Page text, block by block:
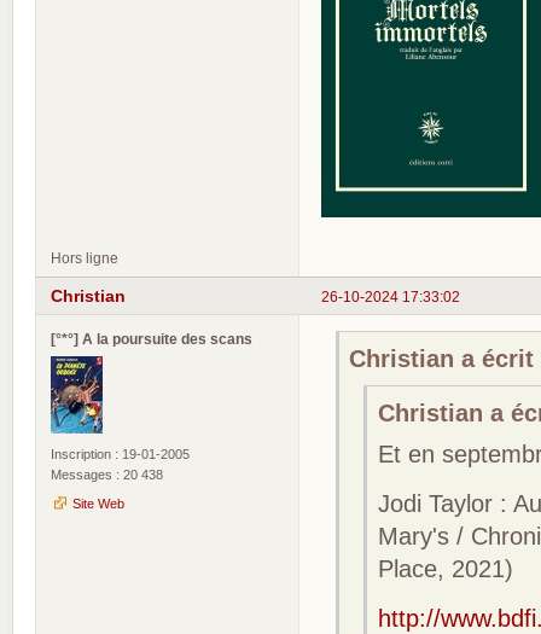
Hors ligne
26-10-2024 17:33:02
Christian
[°*°] A la poursuite des scans
Inscription : 19-01-2005
Messages : 20 438
Site Web
Christian a écrit
Christian a
Et en
Jodi Taylor :
Mary's /
Place, 2021)
http://